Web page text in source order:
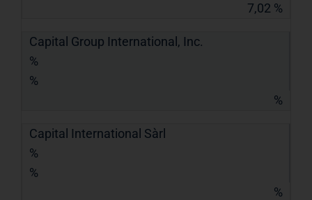
7,02 %
Capital Group International, Inc.
%
%
%
Capital International Sàrl
%
%
%